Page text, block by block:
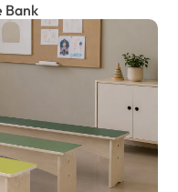
Bank